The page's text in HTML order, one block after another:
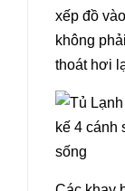
xếp đồ
không
thoát hơi